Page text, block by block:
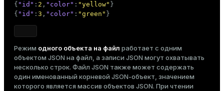
{ "id" : 2 , "color" : "yellow" }
{ "id" : 3 , "color" : "green" }
Режим одного объекта на файл работает с одним
объектом JSON на файл, а записи JSON могут охватывать
несколько строк. Файл JSON также может содержать
один именованный корневой JSON-объект, значением
которого является массив объектов JSON. При чтении